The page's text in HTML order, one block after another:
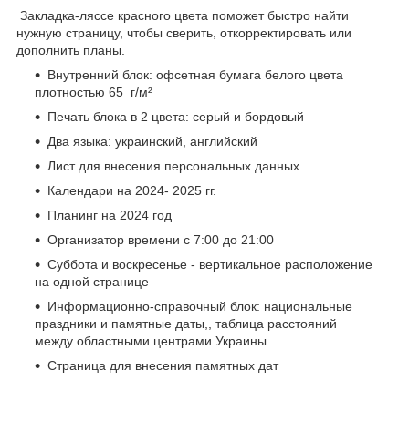
Закладка-ляссе красного цвета поможет быстро найти
нужную страницу, чтобы сверить, откорректировать или
дополнить планы.
Внутренний блок: офсетная бумага белого цвета
плотностью 65 г/м²
Печать блока в 2 цвета: серый и бордовый
Два языка: украинский, английский
Лист для внесения персональных данных
Календари на 2024- 2025 гг.
Планинг на 2024 год
Организатор времени с 7:00 до 21:00
Суббота и воскресенье - вертикальное расположение
на одной странице
Информационно-справочный блок: национальные
праздники и памятные даты,, таблица расстояний
между областными центрами Украины
Страница для внесения памятных дат